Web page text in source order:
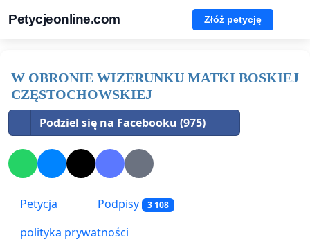
Petycjeonline.com Złóż petycję
W OBRONIE WIZERUNKU MATKI BOSKIEJ
CZĘSTOCHOWSKIEJ
Podziel się na Facebooku (975)
Petycja Podpisy 3 108
polityka prywatności